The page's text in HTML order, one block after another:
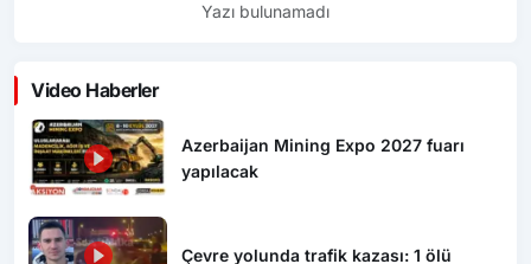
Yazı bulunamadı
Video Haberler
Azerbaijan Mining Expo 2027 fuarı
yapılacak
Çevre yolunda trafik kazası: 1 ölü